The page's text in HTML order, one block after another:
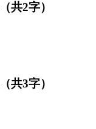
（共2字）
（共3字）